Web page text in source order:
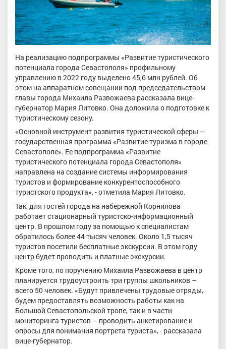
На реализацию подпрограммы «Развитие туристического
потенциала города Севастополя» профильному
управлению в 2022 году выделено 45,6 млн рублей. Об
этом на аппаратном совещании под председательством
главы города Михаила Развожаева рассказала вице-
губернатор Мария Литовко. Она доложила о подготовке к
туристическому сезону.
«Основной инструмент развития туристической сферы –
государственная программа «Развитие туризма в городе
Севастополе». Ее подпрограмма «Развитие
туристического потенциала города Севастополя»
направлена на создание системы информирования
туристов и формирование конкурентоспособного
туристского продукта», - отметила Мария Литовко.
Так, для гостей города на набережной Корнилова
работает стационарный туристско-информационный
центр. В прошлом году за помощью к специалистам
обратилось более 44 тысяч человек. Около 1,5 тысяч
туристов посетили бесплатные экскурсии. В этом году
центр будет проводить и платные экскурсии.
Кроме того, по поручению Михаила Развожаева в центр
планируется трудоустроить три группы школьников –
всего 50 человек. «Будут привлечены трудовые отряды,
будем предоставлять возможность работы как на
Большой Севастопольской тропе, так и в части
мониторинга туристов – проводить анкетирование и
опросы для понимания портрета туриста», - рассказала
вице-губернатор.